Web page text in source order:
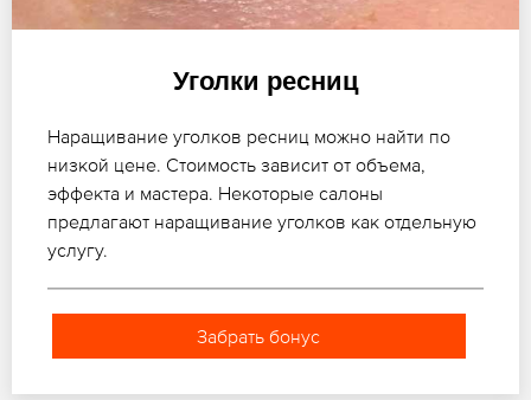
Уголки ресниц
Наращивание уголков ресниц можно найти по
низкой цене. Стоимость зависит от объема,
эффекта и мастера. Некоторые салоны
предлагают наращивание уголков как отдельную
услугу.
Забрать бонус